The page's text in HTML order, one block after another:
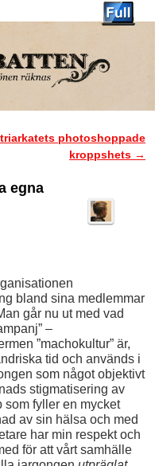
photoshoppade
kroppshets →
egna
bland sina medlemmar
går nu ut med vad
–
”machokultur” är,
tid och används i
som något objektivt
stigmatisering av
som fyller en mycket
av sin hälsa och med
har min respekt och
för att vårt samhälle